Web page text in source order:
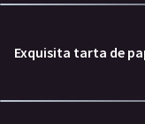
Exquisita tarta de